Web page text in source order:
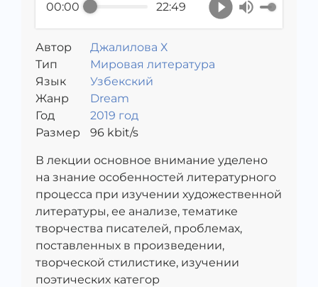
00:00 22:49
Автор
Джалилова Х
Тип
Мировая литература
Язык
Узбекский
Жанр
Dream
Год
2019 год
Размер
96kbit/s
В лекции основное внимание уделено
на знание особенностей литературного
процесса при изучении художественной
литературы, ее анализе, тематике
творчества писателей, проблемах,
поставленных в произведении,
творческой стилистике, изучении
поэтических категор